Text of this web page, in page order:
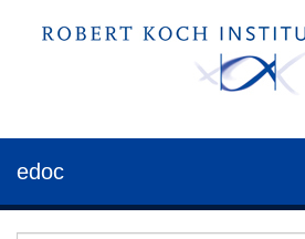
edoc